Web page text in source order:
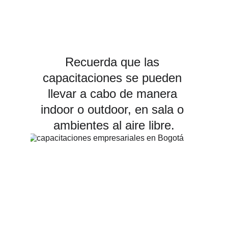
Recuerda que las
capacitaciones se pueden
llevar a cabo de manera
indoor o outdoor, en sala o
ambientes al aire libre.